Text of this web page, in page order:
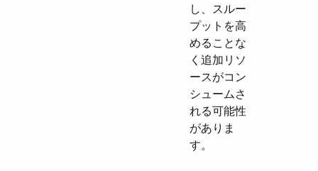
し、スルー
プットを高
めることな
く追加リソ
ースがコン
シュームさ
れる可能性
がありま
す。